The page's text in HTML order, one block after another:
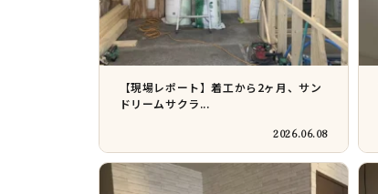
【現場レポート】着工から2ヶ月、サン
ドリームサクラ...
2026.06.08